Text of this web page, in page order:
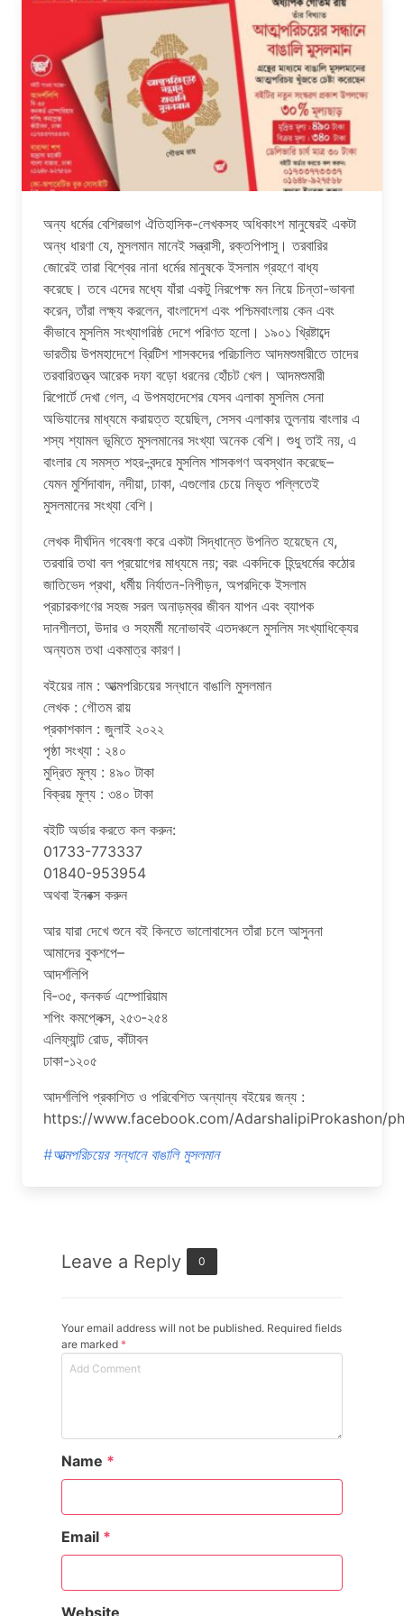
অন্য ধর্মের বেশিরভাগ ঐতিহাসিক-লেখকসহ অধিকাংশ মানুষেরই একটা
অন্ধ ধারণা যে, মুসলমান মানেই সন্ত্রাসী, রক্তপিপাসু। তরবারির
জোরেই তারা বিশ্বের নানা ধর্মের মানুষকে ইসলাম গ্রহণে বাধ্য
করেছে। তবে এদের মধ্যে যাঁরা একটু নিরপেক্ষ মন নিয়ে চিন্তা-ভাবনা
করেন, তাঁরা লক্ষ্য করলেন, বাংলাদেশ এবং পশ্চিমবাংলায় কেন এবং
কীভাবে মুসলিম সংখ্যাগরিষ্ঠ দেশে পরিণত হলো। ১৯০১ খ্রিষ্টাব্দে
ভারতীয় উপমহাদেশে ব্রিটিশ শাসকদের পরিচালিত আদমশুমারীতে তাদের
তরবারিতত্ত্ব আরেক দফা বড়ো ধরনের হোঁচট খেল। আদমশুমারী
রিপোর্টে দেখা গেল, এ উপমহাদেশের যেসব এলাকা মুসলিম সেনা
অভিযানের মাধ্যমে করায়ত্ত হয়েছিল, সেসব এলাকার তুলনায় বাংলার এ
শস্য শ্যামল ভূমিতে মুসলমানের সংখ্যা অনেক বেশি। শুধু তাই নয়, এ
বাংলার যে সমস্ত শহর-বন্দরে মুসলিম শাসকগণ অবস্থান করেছে–
যেমন মুর্শিদাবাদ, নদীয়া, ঢাকা, এগুলোর চেয়ে নিভৃত পল্লিতেই
মুসলমানের সংখ্যা বেশি।
লেখক দীর্ঘদিন গবেষণা করে একটা সিদ্ধান্তে উপনিত হয়েছেন যে,
তরবারি তথা বল প্রয়োগের মাধ্যমে নয়; বরং একদিকে হিন্দুধর্মের কঠোর
জাতিভেদ প্রথা, ধর্মীয় নির্যাতন-নিপীড়ন, অপরদিকে ইসলাম
প্রচারকগণের সহজ সরল অনাড়ম্বর জীবন যাপন এবং ব্যাপক
দানশীলতা, উদার ও সহমর্মী মনোভাবই এতদঞ্চলে মুসলিম সংখ্যাধিক্যের
অন্যতম তথা একমাত্র কারণ।
বইয়ের নাম : আত্মপরিচয়ের সন্ধানে বাঙালি মুসলমান
লেখক : গৌতম রায়
প্রকাশকাল : জুলাই ২০২২
পৃষ্ঠা সংখ্যা : ২৪০
মুদ্রিত মূল্য : ৪৯০ টাকা
বিক্রয় মূল্য : ৩৪০ টাকা
বইটি অর্ডার করতে কল করুন:
01733-773337
01840-953954
অথবা ইনবক্স করুন
আর যারা দেখে শুনে বই কিনতে ভালোবাসেন তাঁরা চলে আসুননা
আমাদের বুকশপে–
আদর্শলিপি
বি-৩৫, কনকর্ড এম্পোরিয়াম
শপিং কমপ্লেক্স, ২৫৩-২৫৪
এলিফ্যান্ট রোড, কাঁটাবন
ঢাকা-১২০৫
আদর্শলিপি প্রকাশিত ও পরিবেশিত অন্যান্য বইয়ের জন্য :
https://www.facebook.com/AdarshalipiProkashon/
#আত্মপরিচয়ের সন্ধানে বাঙালি মুসলমান
Leave a Reply 0
Your email address will not be published. Required fields
are marked *
Name *
Email *